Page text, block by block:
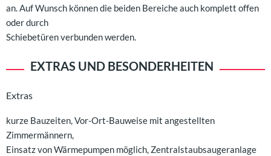
an. Auf Wunsch können die beiden Bereiche auch komplett offen
oder durch
Schiebetüren verbunden werden.
EXTRAS UND BESONDERHEITEN
Extras
kurze Bauzeiten, Vor-Ort-Bauweise mit angestellten
Zimmermännern,
Einsatz von Wärmepumpen möglich, Zentralstaubsaugeranlage